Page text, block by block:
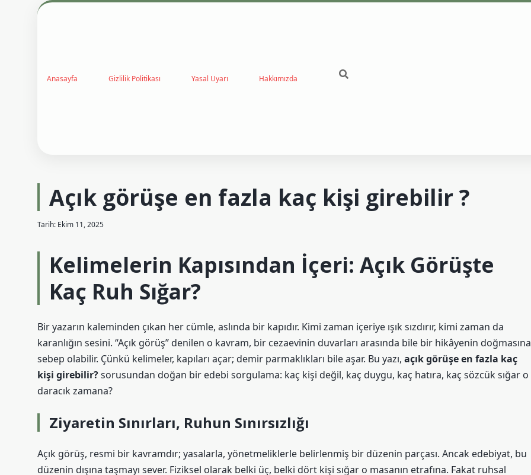
Anasayfa Gizlilik Politikası Yasal Uyarı Hakkımızda
Açık görüşe en fazla kaç kişi girebilir ?
Tarih: Ekim 11, 2025
Kelimelerin Kapısından İçeri: Açık Görüşte
Kaç Ruh Sığar?
Bir yazarın kaleminden çıkan her cümle, aslında bir kapıdır. Kimi zaman içeriye ışık sızdırır, kimi zaman da
karanlığın sesini. “Açık görüş”denilen o kavram, bir cezaevinin duvarları arasında bile bir hikâyenin doğmasına
sebep olabilir. Çünkü kelimeler, kapıları açar; demir parmaklıkları bile aşar. Bu yazı, açık görüşe en fazla kaç
kişi girebilir?sorusundan doğan bir edebi sorgulama: kaç kişi değil, kaç duygu, kaç hatıra, kaç sözcük sığar o
daracık zamana?
Ziyaretin Sınırları, Ruhun Sınırsızlığı
Açık görüş, resmi bir kavramdır; yasalarla, yönetmeliklerle belirlenmiş bir düzenin parçası. Ancak edebiyat, bu
düzenin dışına taşmayı sever. Fiziksel olarak belki üç, belki dört kişi sığar o masanın etrafına. Fakat ruhsal